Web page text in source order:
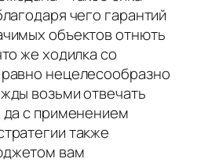
чего гарантий
объектов отнють
же ходилка со
нецелесообразно
возьми отвечать
да с применением
также
вам